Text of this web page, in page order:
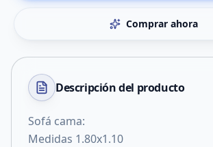
Comprar ahora
Descripción del producto
Sofá cama:
Medidas 1.80x1.10